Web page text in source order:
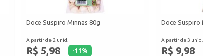
Doce Suspiro Minnas 80g
A partir de 2 unid.
R$ 5,98 -11 %
Doce Suspiro
A partir de 3 unid.
R$ 9,98